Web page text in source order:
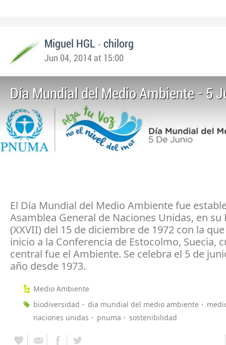
Miguel HGL - chilorg
Jun 04, 2014 at 15:00
Día Mundial del Medio Ambiente - 5
El Día Mundial del Medio Ambiente fue
Asamblea General de Naciones Unidas, en su
(XXVII) del 15 de diciembre de 1972 con la
inicio a la Conferencia de Estocolmo, Suecia,
central fue el Ambiente. Se celebra el 5 de
año desde 1973.
Medio Ambiente
biodiversidad
dia mundial del medio ambiente
naciones unidas
pnuma sostenibilidad